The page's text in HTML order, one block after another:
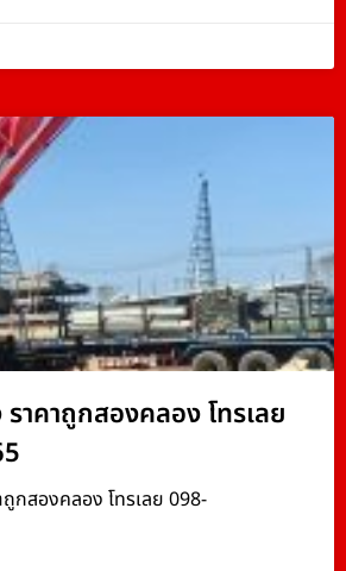
ราคาถูกสองคลอง โทรเลย
กสองคลอง โทรเลย 098-